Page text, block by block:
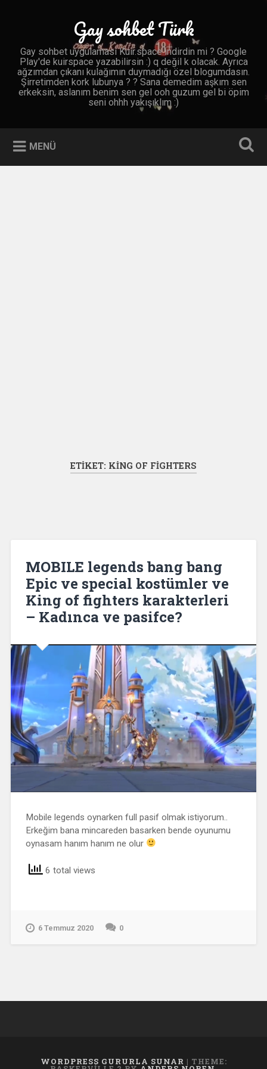
Gay sohbet Türk
Gay sohbet uygulaması Kuir.space indirdin mi ? Google
Play'de kuirspace yazabilirsin :) q değil k olacak. Ayrıca
ağzımdan çıkanı kulağımın duymadığı özel blogumdasın.
Şirretimden kork lubunya ? ? Sana demedim aşkım sen
erkeksin, aslanım benim sen gel ooh guzum gel bi öpim
seni ohhh yakışıklım :)
MENÜ
ETIKET: KING OF FIGHTERS
MOBILE legends bang bang
Epic ve special kostümler ve
King of fighters karakterleri
– Kadınca ve pasifce?
Mobile legends oynarken full pasif olmak istiyorum..
Erkeğim bana mincareden basarken bende oyunumu
oynasam hanım hanım ne olur
6 total views
6 Temmuz 2020 0
WORDPRESS GURURLA SUNAR | THEME: